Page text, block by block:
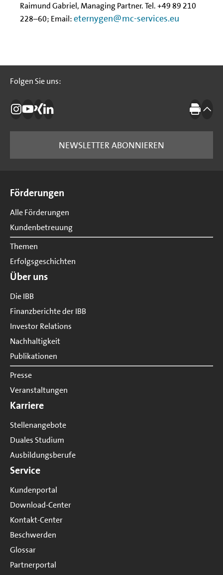
Raimund Gabriel, Managing Partner. Tel. +49 89 210
228–60; Email:eternygen@mc-services.eu
Folgen Sie uns:
Folgen Sie uns:
Die IBB auf Instagram
Die IBB auf YouTube
Die IBB auf Xing
Die IBB auf LinkedIn Drucken
NEWSLETTER ABONNIEREN
Förderungen
Alle Förderungen
Kundenbetreuung
Themen
Erfolgsgeschichten
Über uns
Die IBB
Finanzberichte der IBB
Investor Relations
Nachhaltigkeit
Publikationen
Presse
Veranstaltungen
Karriere
Stellenangebote
Duales Studium
Ausbildungsberufe
Service
Kundenportal
Download-Center
Kontakt-Center
Beschwerden
Glossar
Partnerportal